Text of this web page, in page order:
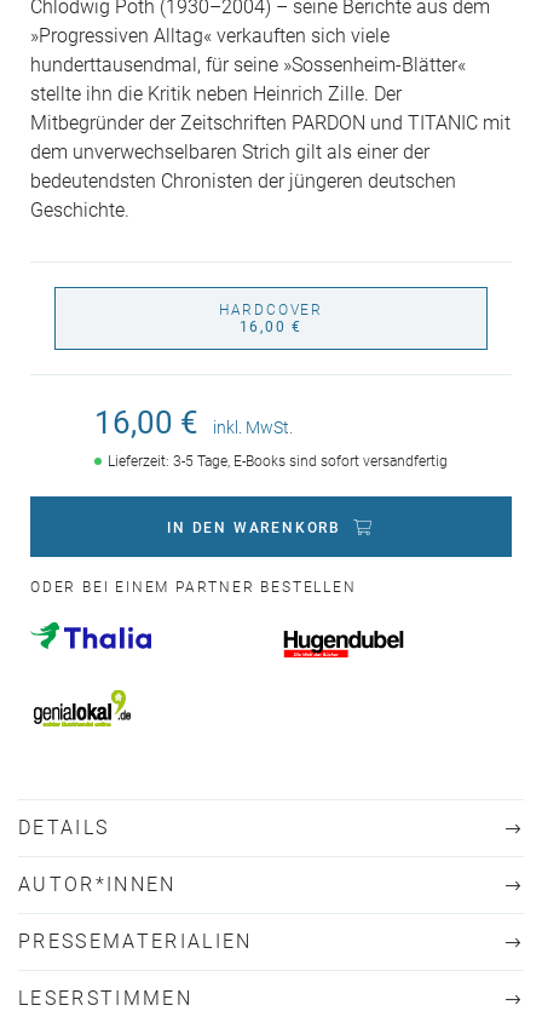
Chlodwig Poth (1930–2004) – seine Berichte aus dem
»Progressiven Alltag« verkauften sich viele
hunderttausendmal, für seine »Sossenheim-Blätter«
stellte ihn die Kritik neben Heinrich Zille. Der
Mitbegründer der Zeitschriften PARDON und TITANIC mit
dem unverwechselbaren Strich gilt als einer der
bedeutendsten Chronisten der jüngeren deutschen
Geschichte.
HARDCOVER
16,00 €
16,00 € inkl. MwSt.
Lieferzeit: 3-5 Tage, E-Books sind sofort versandfertig
IN DEN WARENKORB
ODER BEI EINEM PARTNER BESTELLEN
DETAILS
AUTOR*INNEN
PRESSEMATERIALIEN
LESERSTIMMEN